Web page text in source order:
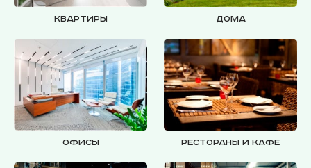
Квартиры Дома
Офисы Рестораны и кафе